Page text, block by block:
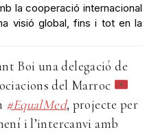
la cooperació internacional
visió global, fins i tot en la
Boi una delegació de
del Marroc
#EqualMed, projecte per
i l’intercanvi amb